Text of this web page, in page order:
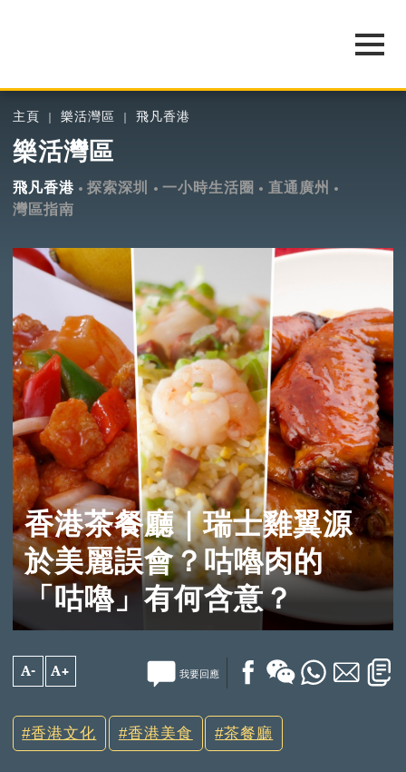
主頁 樂活灣區 飛凡香港
樂活灣區
飛凡香港 探索深圳 一小時生活圈
直通廣州
灣區指南
香港茶餐廳｜瑞士雞翼源
於美麗誤會？咕嚕肉的
「咕嚕」有何含意？
A- A+ 我要回應
香港文化 香港美食 茶餐廳